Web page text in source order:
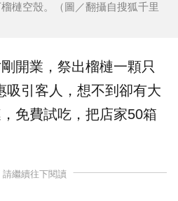
槤空殼。（圖／翻攝自搜狐千里
開業，祭出榴槤一顆只
吸引客人，想不到卻有大
免費試吃 ，把店家50箱
請繼續往下閱讀